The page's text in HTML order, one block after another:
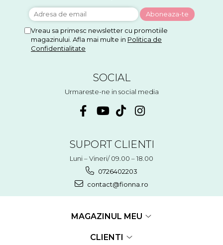
Vreau sa primesc newsletter cu promotiile
magazinului. Afla mai multe in Politica de
Confidentialitate
SOCIAL
Urmareste-ne in social media
SUPORT CLIENTI
Luni – Vineri/ 09.00 – 18.00
0726402203
contact@fionna.ro
MAGAZINUL MEU
CLIENTI